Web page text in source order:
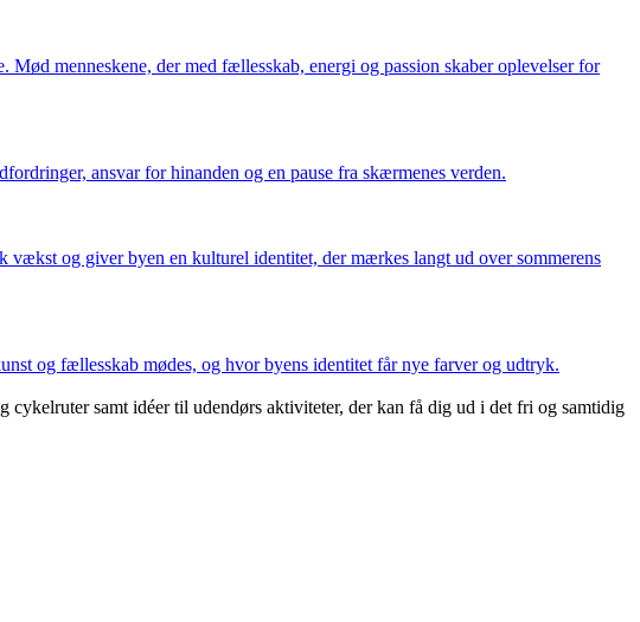
menneskene, der med fællesskab, energi og passion skaber oplevelser for
ansvar for hinanden og en pause fra skærmenes verden.
og giver byen en kulturel identitet, der mærkes langt ud over sommerens
og fællesskab mødes, og hvor byens identitet får nye farver og udtryk.
samt idéer til udendørs aktiviteter, der kan få dig ud i det fri og samtidig